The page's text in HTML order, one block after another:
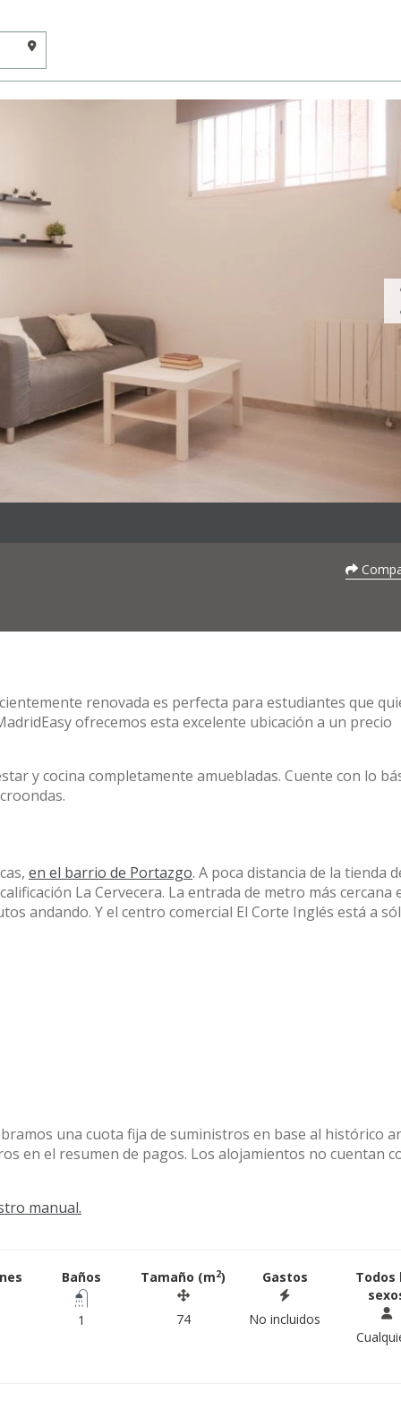
renovada es perfecta para estudiantes que
ofrecemos esta excelente ubicación a un precio
y cocina completamente amuebladas. Cuente con lo
en el barrio de Portazgo. A poca distancia de la tienda
La Cervecera. La entrada de metro más cercana
andando. Y el centro comercial El Corte Inglés está a
una cuota fija de suministros en base al histórico
en el resumen de pagos. Los alojamientos no cuentan
manual.
Baños
1
Tamaño (m2)
74
Gastos
No incluidos
Todos